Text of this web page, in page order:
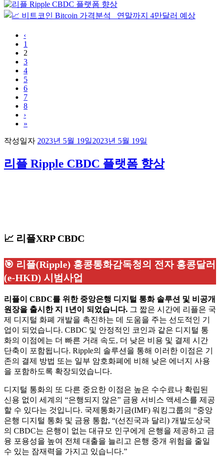
‹
1
2
3
4
5
6
7
8
›
»
작성일자 2023년 5월 19일2023년 5월 19일
리플 Ripple CBDC 플랫폼 향상
📈 리플XRP CBDC
🎯 리플(Ripple) 홍콩통화감독청의 전자 홍콩달러
(e-HKD) 시범사업
리플이 CBDC를 위한 중앙은행 디지털 통화 솔루션 및 비공개
원장을 출시한 지 1년이 되었습니다. 그 짧은 시간에 리플은 국
제 디지털 화폐 개발을 촉진하는 데 도움을 주는 선도적인 기
업이 되었습니다. CBDC 및 안정적인 코인과 같은 디지털 통
화의 이점에는 더 빠른 거래 속도, 더 낮은 비용 및 결제 시간
단축이 포함됩니다. Ripple의 솔루션을 통해 이러한 이점은 기
존의 결제 방법 또는 일부 암호화폐에 비해 낮은 에너지 사용
을 포함하도록 확장되었습니다.
디지털 통화의 또 다른 중요한 이점은 높은 수수료나 확립된
신용 없이 세계의 “은행되지 않은” 금융 서비스 액세스를 제공
할 수 있다는 것입니다. 국제통화기금(IMF) 워킹그룹의 “중앙
은행 디지털 통화 및 금융 통합, “(선진국과 달리) 개발도상국
의 CBDC는 은행이 없는 대규모 인구에게 은행을 제공하고 금
융 포용성을 높여 전체 대출을 늘리고 은행 중개 위험을 줄일
수 있는 잠재력을 가지고 있습니다.”